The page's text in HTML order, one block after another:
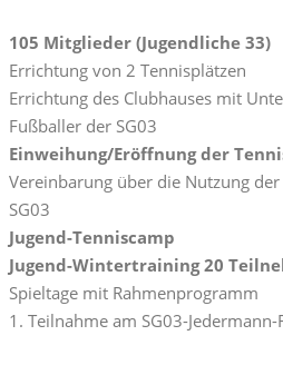
105 Mitglieder (Jugendliche 33)
Errichtung von 2 Tennisplätzen
Errichtung des Clubhauses mit
Fußballer der SG03
Einweihung/Eröffnung der
Vereinbarung über die Nutzung
SG03
Jugend-Tenniscamp
Jugend-Wintertraining 20
Spieltage mit Rahmenprogramm
1. Teilnahme am SG03-